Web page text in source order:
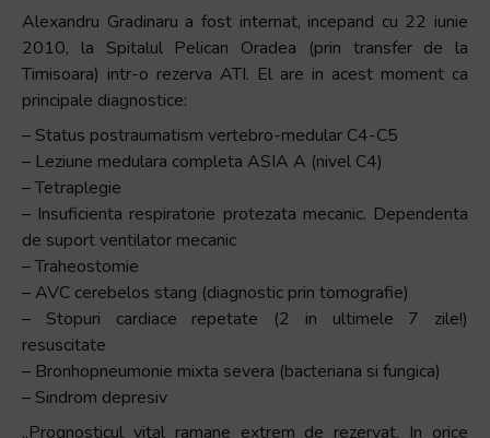
Alexandru Gradinaru a fost internat, incepand cu 22 iunie
2010, la Spitalul Pelican Oradea (prin transfer de la
Timisoara) intr-o rezerva ATI. El are in acest moment ca
principale diagnostice:
– Status postraumatism vertebro-medular C4-C5
– Leziune medulara completa ASIA A (nivel C4)
– Tetraplegie
– Insuficienta respiratorie protezata mecanic. Dependenta
de suport ventilator mecanic
– Traheostomie
– AVC cerebelos stang (diagnostic prin tomografie)
– Stopuri cardiace repetate (2 in ultimele 7 zile!)
resuscitate
– Bronhopneumonie mixta severa (bacteriana si fungica)
– Sindrom depresiv
„Prognosticul vital ramane extrem de rezervat. In orice